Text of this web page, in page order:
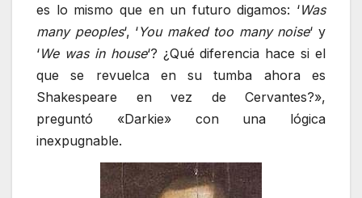
es lo mismo que en un futuro digamos: ‘Was
many peoples‘, ‘You maked too many noise‘ y
‘We was in house‘? ¿Qué diferencia hace si el
que se revuelca en su tumba ahora es
Shakespeare en vez de Cervantes?»,
preguntó «Darkie» con una lógica
inexpugnable.